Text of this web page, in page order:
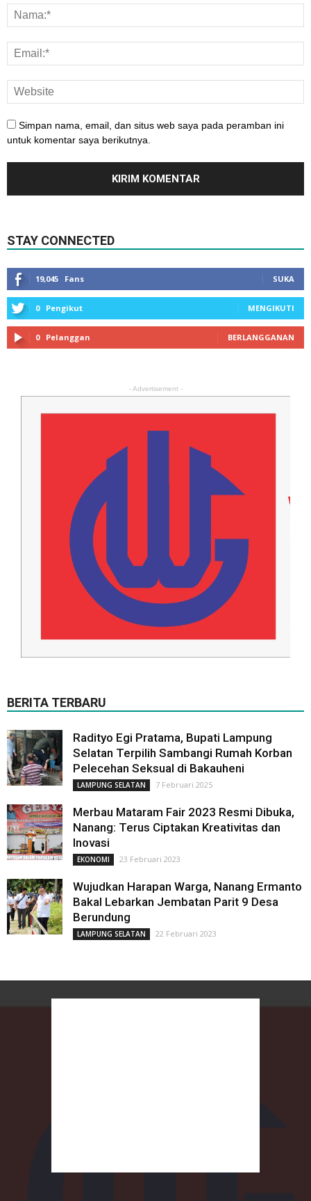
Simpan nama, email, dan situs web saya pada peramban ini
untuk komentar saya berikutnya.
STAY CONNECTED
19,045 Fans SUKA
0 Pengikut MENGIKUTI
0 Pelanggan BERLANGGANAN
- Advertisement -
BERITA TERBARU
Radityo Egi Pratama, Bupati Lampung
Selatan Terpilih Sambangi Rumah Korban
Pelecehan Seksual di Bakauheni
LAMPUNG SELATAN 7 Februari 2025
Merbau Mataram Fair 2023 Resmi Dibuka,
Nanang: Terus Ciptakan Kreativitas dan
Inovasi
EKONOMI 23 Februari 2023
Wujudkan Harapan Warga, Nanang Ermanto
Bakal Lebarkan Jembatan Parit 9 Desa
Berundung
LAMPUNG SELATAN 22 Februari 2023